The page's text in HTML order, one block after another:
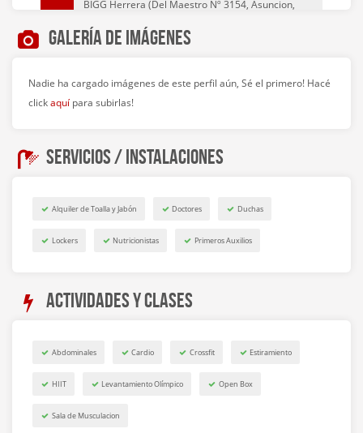
BIGG Herrera (Del Maestro Nº 3154, Asuncion,
Paraguay)
C1425 CABA, Argentina)
BIGG Century (Av Cacique Lambare, Lambaré,
BIGG Nordelta Ruta 27 (Av. Agustín M. García 8852,
BIGG Devoto (Av. Francisco Beiró 3470, C1419HYV
BIGG Distrito Tecnologico (Monteagudo 112,
Galería de imágenes
Nadie ha cargado imágenes de este perfil aún, Sé el primero! Hacé
clickaquí para subirlas!
Servicios / Instalaciones
Alquiler de Toalla y Jabón Doctores Duchas
Lockers Nutricionistas Primeros Auxilios
Actividades y clases
Abdominales Cardio Crossfit Estiramiento
HIIT Levantamiento Olímpico Open Box
Sala de Musculacion